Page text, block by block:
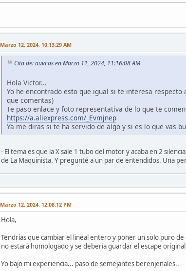
Marzo 12, 2024, 10:13:29 AM
Cita de: auvcas en Marzo 11, 2024, 11:16:08 AM
Hola Victor...
Yo he encontrado esto que igual si te interesa
que comentas)
Te paso enlace y foto representativa de lo que te
https://a.aliexpress.com/_Evmjnep
Ya me diras si te ha servido de algo y si es lo que vas
- El tema es que la X sale 1 tubo del motor y acaba en 2
de La Maquinista. Y pregunté a un par de entendidos. Una
Marzo 12, 2024, 12:08:12 PM
Hola,
Tendrías que cambiar el lineal entero y poner un solo puro de
no estará homologado y se debería guardar el escape
Yo bajo mi experiencia... paso de semejantes berenjenales..